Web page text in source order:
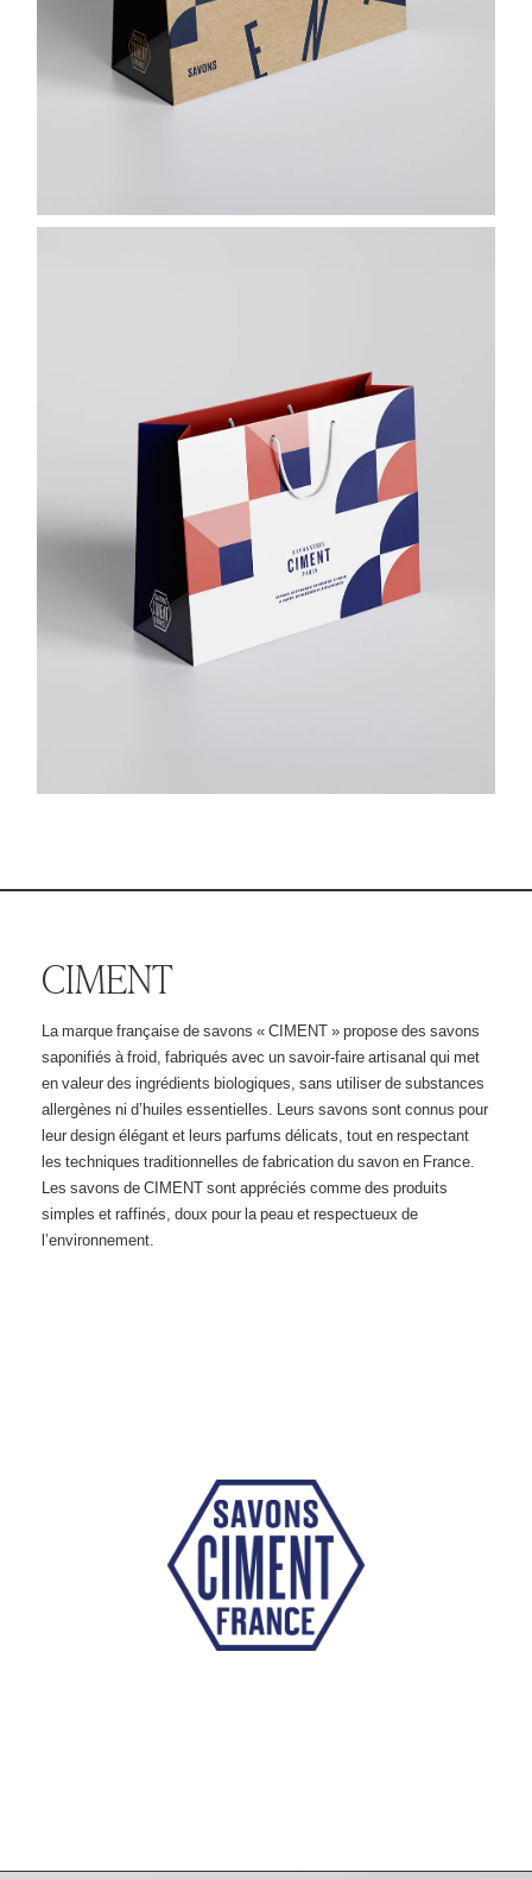
CIMENT
La marque française de savons « CIMENT » propose des savons
saponifiés à froid, fabriqués avec un savoir-faire artisanal qui met
en valeur des ingrédients biologiques, sans utiliser de substances
allergènes ni d’huiles essentielles. Leurs savons sont connus pour
leur design élégant et leurs parfums délicats, tout en respectant
les techniques traditionnelles de fabrication du savon en France.
Les savons de CIMENT sont appréciés comme des produits
simples et raffinés, doux pour la peau et respectueux de
l’environnement.